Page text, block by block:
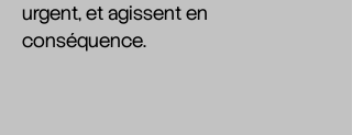
urgent, et agissent en
conséquence.